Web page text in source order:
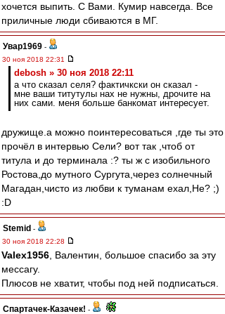
хочется выпить. С Вами. Кумир навсегда. Все
приличные люди сбиваются в МГ.
Увар1969 -
30 ноя 2018 22:31
debosh » 30 ноя 2018 22:11
а что сказал селя? фактичкски он сказал -
мне ваши титутулы нах не нужны, дрочите на
них сами. меня больше банкомат интересует.
дружище.а можно поинтересоваться ,где ты это
прочёл в интервью Сели? вот так ,чтоб от
титула и до терминала :? ты ж с изобильного
Ростова,до мутного Сургута,через солнечный
Магадан,чисто из любви к туманам ехал,Не? ;)
:D
Stemid -
30 ноя 2018 22:28
Valex1956 , Валентин, большое спасибо за эту
мессагу.
Плюсов не хватит, чтобы под ней подписаться.
Спартачек-Казачек! -